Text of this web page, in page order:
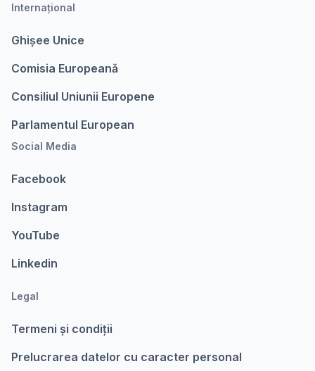
Internațional
Ghișee Unice
Comisia Europeanǎ
Consiliul Uniunii Europene
Parlamentul European
Social Media
Facebook
Instagram
YouTube
Linkedin
Legal
Termeni şi condiții
Prelucrarea datelor cu caracter personal